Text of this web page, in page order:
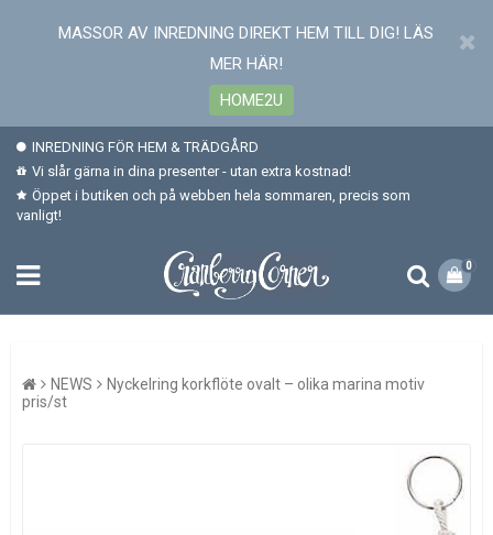
MASSOR AV INREDNING DIREKT HEM TILL DIG! LÄS
MER HÄR!
HOME2U
INREDNING FÖR HEM & TRÄDGÅRD
Vi slår gärna in dina presenter - utan extra kostnad!
Öppet i butiken och på webben hela sommaren, precis som
vanligt!
0
NEWS
Nyckelring korkflöte ovalt – olika marina motiv
pris/st